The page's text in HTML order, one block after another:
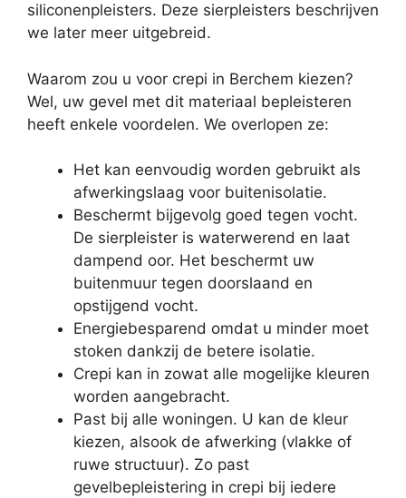
siliconenpleisters. Deze sierpleisters beschrijven
we later meer uitgebreid.
Waarom zou u voor crepi in Berchem kiezen?
Wel, uw gevel met dit materiaal bepleisteren
heeft enkele voordelen. We overlopen ze:
Het kan eenvoudig worden gebruikt als
afwerkingslaag voor buitenisolatie.
Beschermt bijgevolg goed tegen vocht.
De sierpleister is waterwerend en laat
dampend oor. Het beschermt uw
buitenmuur tegen doorslaand en
opstijgend vocht.
Energiebesparend omdat u minder moet
stoken dankzij de betere isolatie.
Crepi kan in zowat alle mogelijke kleuren
worden aangebracht.
Past bij alle woningen. U kan de kleur
kiezen, alsook de afwerking (vlakke of
ruwe structuur). Zo past
gevelbepleistering in crepi bij iedere